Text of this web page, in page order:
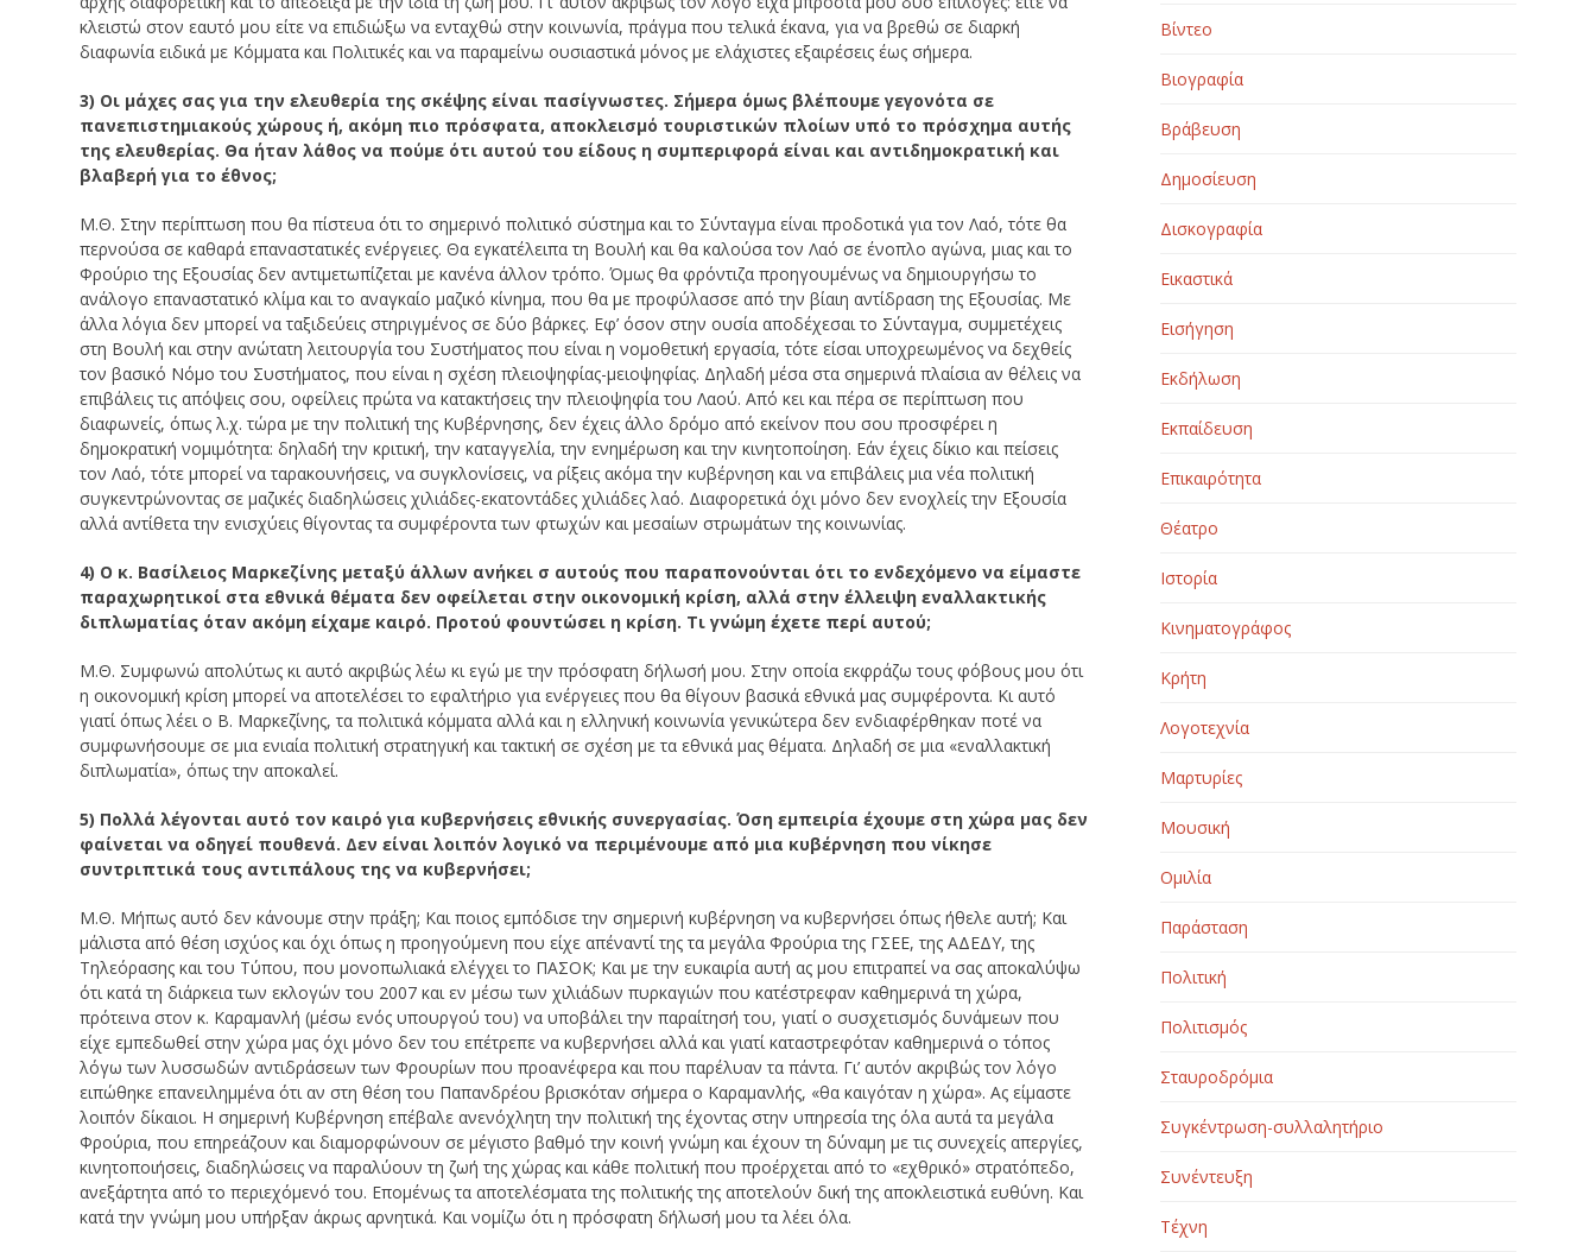
κλειστώ στον εαυτό μου είτε να επιδιώξω να ενταχθώ στην κοινωνία, πράγμα που τελικά έκανα, για να βρεθώ σε διαρκή
διαφωνία ειδικά με Κόμματα και Πολιτικές και να παραμείνω ουσιαστικά μόνος με ελάχιστες εξαιρέσεις έως σήμερα.
3) Οι μάχες σας για την ελευθερία της σκέψης είναι πασίγνωστες. Σήμερα όμως βλέπουμε γεγονότα σε
πανεπιστημιακούς χώρους ή, ακόμη πιο πρόσφατα, αποκλεισμό τουριστικών πλοίων υπό το πρόσχημα αυτής
της ελευθερίας. Θα ήταν λάθος να πούμε ότι αυτού του είδους η συμπεριφορά είναι και αντιδημοκρατική και
βλαβερή για το έθνος;
Μ.Θ. Στην περίπτωση που θα πίστευα ότι το σημερινό πολιτικό σύστημα και το Σύνταγμα είναι προδοτικά για τον Λαό, τότε θα
περνούσα σε καθαρά επαναστατικές ενέργειες. Θα εγκατέλειπα τη Βουλή και θα καλούσα τον Λαό σε ένοπλο αγώνα, μιας και το
Φρούριο της Εξουσίας δεν αντιμετωπίζεται με κανένα άλλον τρόπο. Όμως θα φρόντιζα προηγουμένως να δημιουργήσω το
ανάλογο επαναστατικό κλίμα και το αναγκαίο μαζικό κίνημα, που θα με προφύλασσε από την βίαιη αντίδραση της Εξουσίας. Με
άλλα λόγια δεν μπορεί να ταξιδεύεις στηριγμένος σε δύο βάρκες. Εφ’ όσον στην ουσία αποδέχεσαι το Σύνταγμα, συμμετέχεις
στη Βουλή και στην ανώτατη λειτουργία του Συστήματος που είναι η νομοθετική εργασία, τότε είσαι υποχρεωμένος να δεχθείς
τον βασικό Νόμο του Συστήματος, που είναι η σχέση πλειοψηφίας-μειοψηφίας. Δηλαδή μέσα στα σημερινά πλαίσια αν θέλεις να
επιβάλεις τις απόψεις σου, οφείλεις πρώτα να κατακτήσεις την πλειοψηφία του Λαού. Από κει και πέρα σε περίπτωση που
διαφωνείς, όπως λ.χ. τώρα με την πολιτική της Κυβέρνησης, δεν έχεις άλλο δρόμο από εκείνον που σου προσφέρει η
δημοκρατική νομιμότητα: δηλαδή την κριτική, την καταγγελία, την ενημέρωση και την κινητοποίηση. Εάν έχεις δίκιο και πείσεις
τον Λαό, τότε μπορεί να ταρακουνήσεις, να συγκλονίσεις, να ρίξεις ακόμα την κυβέρνηση και να επιβάλεις μια νέα πολιτική
συγκεντρώνοντας σε μαζικές διαδηλώσεις χιλιάδες-εκατοντάδες χιλιάδες λαό. Διαφορετικά όχι μόνο δεν ενοχλείς την Εξουσία
αλλά αντίθετα την ενισχύεις θίγοντας τα συμφέροντα των φτωχών και μεσαίων στρωμάτων της κοινωνίας.
4) Ο κ. Βασίλειος Μαρκεζίνης μεταξύ άλλων ανήκει σ αυτούς που παραπονούνται ότι το ενδεχόμενο να είμαστε
παραχωρητικοί στα εθνικά θέματα δεν οφείλεται στην οικονομική κρίση, αλλά στην έλλειψη εναλλακτικής
διπλωματίας όταν ακόμη είχαμε καιρό. Προτού φουντώσει η κρίση. Τι γνώμη έχετε περί αυτού;
Μ.Θ. Συμφωνώ απολύτως κι αυτό ακριβώς λέω κι εγώ με την πρόσφατη δήλωσή μου. Στην οποία εκφράζω τους φόβους μου ότι
η οικονομική κρίση μπορεί να αποτελέσει το εφαλτήριο για ενέργειες που θα θίγουν βασικά εθνικά μας συμφέροντα. Κι αυτό
γιατί όπως λέει ο Β. Μαρκεζίνης, τα πολιτικά κόμματα αλλά και η ελληνική κοινωνία γενικώτερα δεν ενδιαφέρθηκαν ποτέ να
συμφωνήσουμε σε μια ενιαία πολιτική στρατηγική και τακτική σε σχέση με τα εθνικά μας θέματα. Δηλαδή σε μια «εναλλακτική
διπλωματία», όπως την αποκαλεί.
5) Πολλά λέγονται αυτό τον καιρό για κυβερνήσεις εθνικής συνεργασίας. Όση εμπειρία έχουμε στη χώρα μας δεν
φαίνεται να οδηγεί πουθενά. Δεν είναι λοιπόν λογικό να περιμένουμε από μια κυβέρνηση που νίκησε
συντριπτικά τους αντιπάλους της να κυβερνήσει;
Μ.Θ. Μήπως αυτό δεν κάνουμε στην πράξη; Και ποιος εμπόδισε την σημερινή κυβέρνηση να κυβερνήσει όπως ήθελε αυτή; Και
μάλιστα από θέση ισχύος και όχι όπως η προηγούμενη που είχε απέναντί της τα μεγάλα Φρούρια της ΓΣΕΕ, της ΑΔΕΔΥ, της
Τηλεόρασης και του Τύπου, που μονοπωλιακά ελέγχει το ΠΑΣΟΚ; Και με την ευκαιρία αυτή ας μου επιτραπεί να σας αποκαλύψω
ότι κατά τη διάρκεια των εκλογών του 2007 και εν μέσω των χιλιάδων πυρκαγιών που κατέστρεφαν καθημερινά τη χώρα,
πρότεινα στον κ. Καραμανλή (μέσω ενός υπουργού του) να υποβάλει την παραίτησή του, γιατί ο συσχετισμός δυνάμεων που
είχε εμπεδωθεί στην χώρα μας όχι μόνο δεν του επέτρεπε να κυβερνήσει αλλά και γιατί καταστρεφόταν καθημερινά ο τόπος
λόγω των λυσσωδών αντιδράσεων των Φρουρίων που προανέφερα και που παρέλυαν τα πάντα. Γι’ αυτόν ακριβώς τον λόγο
ειπώθηκε επανειλημμένα ότι αν στη θέση του Παπανδρέου βρισκόταν σήμερα ο Καραμανλής, «θα καιγόταν η χώρα». Ας είμαστε
λοιπόν δίκαιοι. Η σημερινή Κυβέρνηση επέβαλε ανενόχλητη την πολιτική της έχοντας στην υπηρεσία της όλα αυτά τα μεγάλα
Φρούρια, που επηρεάζουν και διαμορφώνουν σε μέγιστο βαθμό την κοινή γνώμη και έχουν τη δύναμη με τις συνεχείς απεργίες,
κινητοποιήσεις, διαδηλώσεις να παραλύουν τη ζωή της χώρας και κάθε πολιτική που προέρχεται από το «εχθρικό» στρατόπεδο,
ανεξάρτητα από το περιεχόμενό του. Επομένως τα αποτελέσματα της πολιτικής της αποτελούν δική της αποκλειστικά ευθύνη. Και
κατά την γνώμη μου υπήρξαν άκρως αρνητικά. Και νομίζω ότι η πρόσφατη δήλωσή μου τα λέει όλα.
Βίντεο
Βιογραφία
Βράβευση
Δημοσίευση
Δισκογραφία
Εικαστικά
Εισήγηση
Εκδήλωση
Εκπαίδευση
Επικαιρότητα
Θέατρο
Ιστορία
Κινηματογράφος
Κρήτη
Λογοτεχνία
Μαρτυρίες
Μουσική
Ομιλία
Παράσταση
Πολιτική
Πολιτισμός
Σταυροδρόμια
Συγκέντρωση-συλλαλητήριο
Συνέντευξη
Τέχνη